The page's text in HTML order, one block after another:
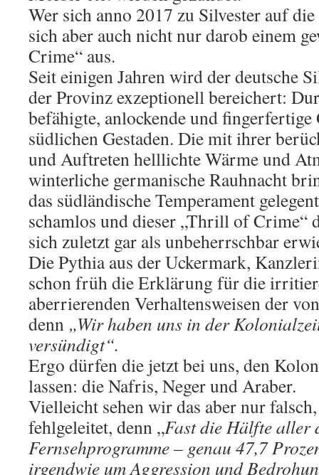
Wer sich anno 2017 zu Silvester auf
sich aber auch nicht nur darob einem
Crime“ aus.
Seit einigen Jahren wird der deutsche
der Provinz exzeptionell bereichert:
befähigte, anlockende und fingerfertige
südlichen Gestaden. Die mit ihrer
und Auftreten helllichte Wärme und
winterliche germanische Rauhnacht
das südländische Temperament
schamlos und dieser „Thrill of Crime“
sich zuletzt gar als unbeherrschbar
Die Pythia aus der Uckermark,
schon früh die Erklärung für die
aberrierenden Verhaltensweisen der
denn „Wir haben uns in der
versündigt“.
Ergo dürfen die jetzt bei uns, den
lassen: die Nafris, Neger und Araber.
Vielleicht sehen wir das aber nur
fehlgeleitet, denn „Fast die Hälfte aller
Fernsehprogramme – genau 47,7
irgendwie um Aggression und